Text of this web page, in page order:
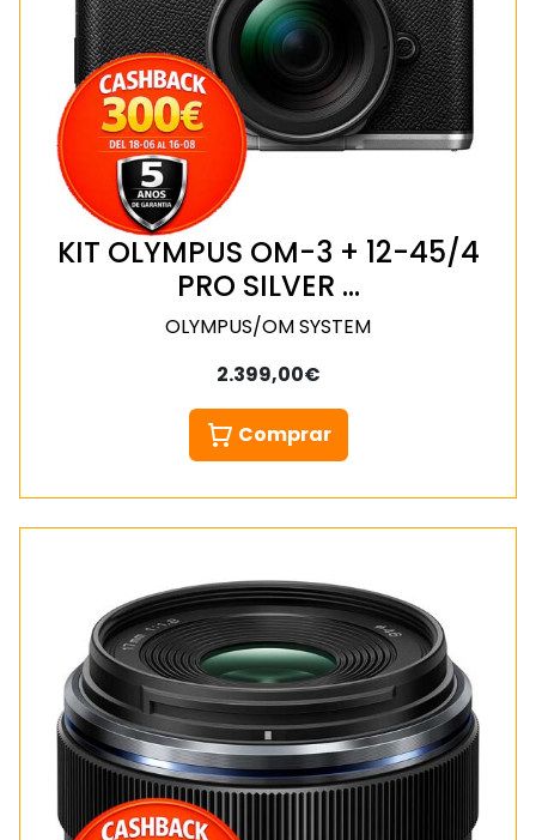
KIT OLYMPUS OM-3 + 12-45/4
PRO SILVER …
OLYMPUS/OM SYSTEM
2.399,00€
Comprar